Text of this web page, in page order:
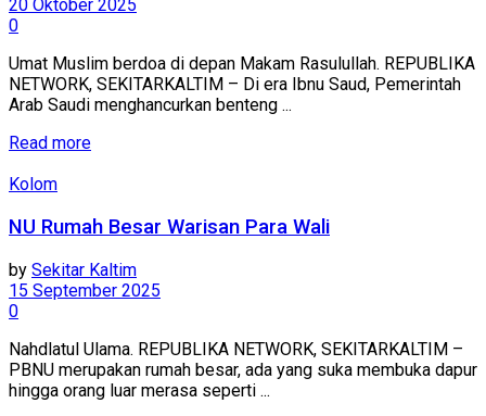
20 Oktober 2025
0
Umat Muslim berdoa di depan Makam Rasulullah. REPUBLIKA
NETWORK, SEKITARKALTIM – Di era Ibnu Saud, Pemerintah
Arab Saudi menghancurkan benteng ...
Read more
Kolom
NU Rumah Besar Warisan Para Wali
by Sekitar Kaltim
15 September 2025
0
Nahdlatul Ulama. REPUBLIKA NETWORK, SEKITARKALTIM –
PBNU merupakan rumah besar, ada yang suka membuka dapur
hingga orang luar merasa seperti ...